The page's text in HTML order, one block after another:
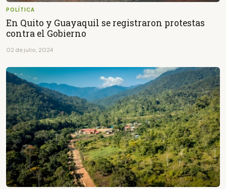
POLÍTICA
En Quito y Guayaquil se registraron protestas
contra el Gobierno
02 de julio, 2024